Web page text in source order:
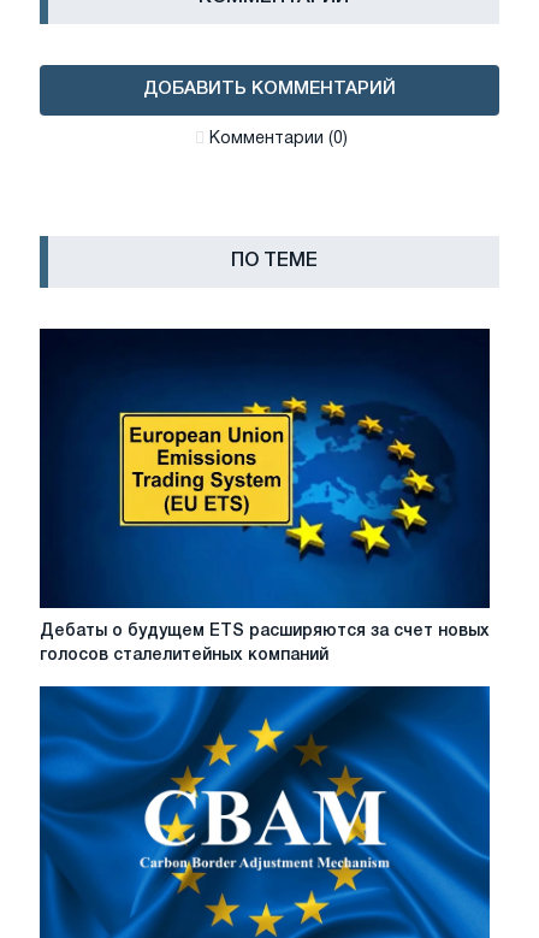
ДОБАВИТЬ КОММЕНТАРИЙ
Комментарии (0)
ПО ТЕМЕ
Дебаты
ETS
расширяются
за
счет
голосов
сталелитейных
компаний
Дебаты о будущем ETS расширяются за счет новых
голосов сталелитейных компаний